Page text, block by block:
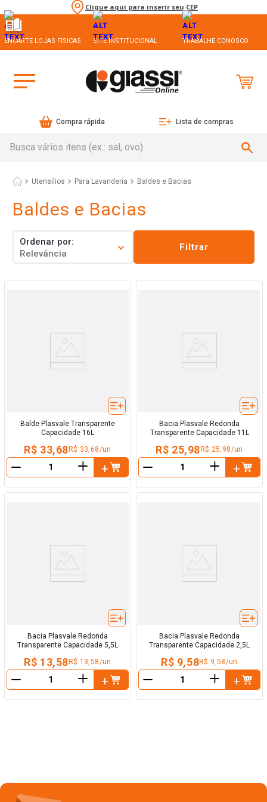
Clique aqui para inserir seu CEP
ENCARTE LOJAS FÍSICAS SITE INSTITUCIONAL TRABALHE CONOSCO
Compra rápida Lista de compras
Utensílios Para Lavanderia Baldes e Bacias
Baldes e Bacias
Ordenar por
Relevância
Filtrar
Balde Plasvale Transparente
Capacidade 16L
R$ 33,68 R$ 33,68/un
＋
Bacia Plasvale Redonda
Transparente Capacidade 11L
R$ 25,98 R$ 25,98/un
＋
Bacia Plasvale Redonda
Transparente Capacidade 5,5L
R$ 13,58 R$ 13,58/un
＋
Bacia Plasvale Redonda
Transparente Capacidade 2,5L
R$ 9,58R$ 9,58/un
＋